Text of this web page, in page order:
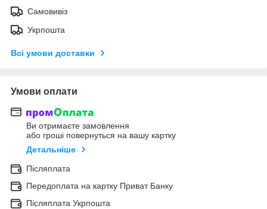
Самовивіз
Укрпошта
Всі умови доставки
Умови оплати
Ви отримаєте замовлення
або гроші повернуться на вашу картку
Детальніше
Післяплата
Передоплата на картку Приват Банку
Післяплата Укрпошта